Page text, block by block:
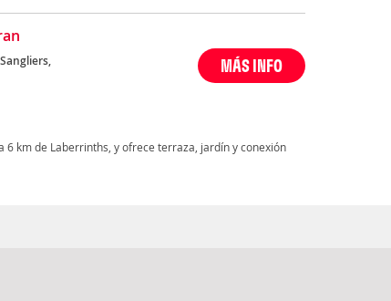
MÁS INFO
6 km de Laberrinths, y ofrece terraza, jardín y conexión